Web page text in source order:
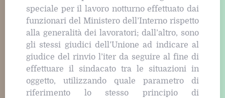
speciale per il lavoro notturno effettuato dai
funzionari del Ministero dell’Interno rispetto
alla generalità dei lavoratori; dall’altro, sono
gli stessi giudici dell’Unione ad indicare al
giudice del rinvio l’iter da seguire al fine di
effettuare il sindacato tra le situazioni in
oggetto, utilizzando quale parametro di
riferimento lo stesso principio di